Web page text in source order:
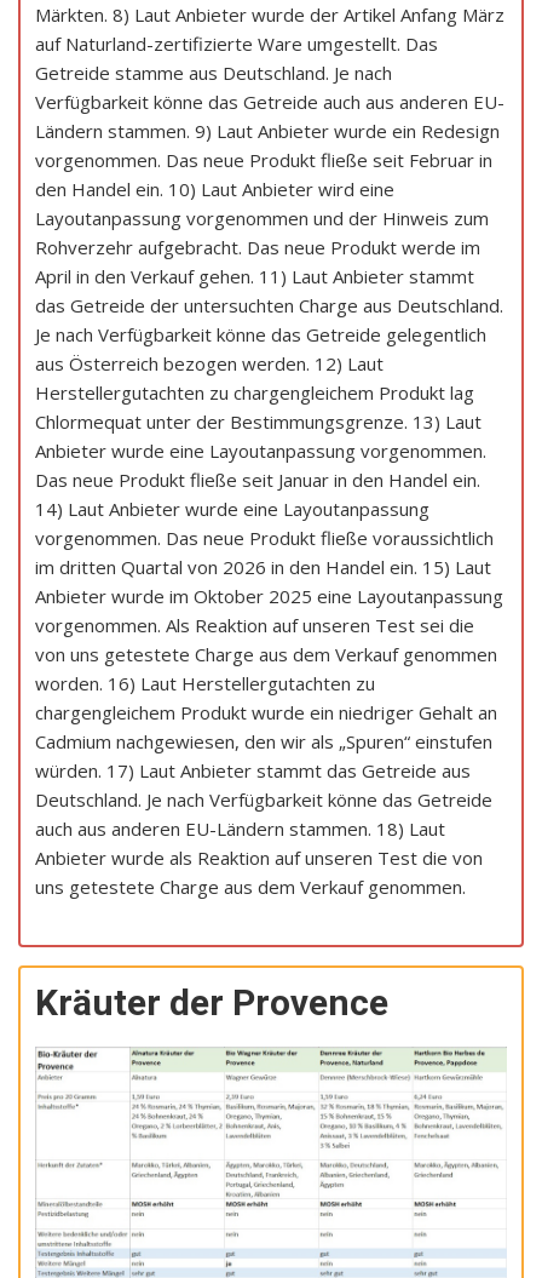
Märkten. 8) Laut Anbieter wurde der Artikel Anfang März
auf Naturland-zertifizierte Ware umgestellt. Das
Getreide stamme aus Deutschland. Je nach
Verfügbarkeit könne das Getreide auch aus anderen EU-
Ländern stammen. 9) Laut Anbieter wurde ein Redesign
vorgenommen. Das neue Produkt fließe seit Februar in
den Handel ein. 10) Laut Anbieter wird eine
Layoutanpassung vorgenommen und der Hinweis zum
Rohverzehr aufgebracht. Das neue Produkt werde im
April in den Verkauf gehen. 11) Laut Anbieter stammt
das Getreide der untersuchten Charge aus Deutschland.
Je nach Verfügbarkeit könne das Getreide gelegentlich
aus Österreich bezogen werden. 12) Laut
Herstellergutachten zu chargengleichem Produkt lag
Chlormequat unter der Bestimmungsgrenze. 13) Laut
Anbieter wurde eine Layoutanpassung vorgenommen.
Das neue Produkt fließe seit Januar in den Handel ein.
14) Laut Anbieter wurde eine Layoutanpassung
vorgenommen. Das neue Produkt fließe voraussichtlich
im dritten Quartal von 2026 in den Handel ein. 15) Laut
Anbieter wurde im Oktober 2025 eine Layoutanpassung
vorgenommen. Als Reaktion auf unseren Test sei die
von uns getestete Charge aus dem Verkauf genommen
worden. 16) Laut Herstellergutachten zu
chargengleichem Produkt wurde ein niedriger Gehalt an
Cadmium nachgewiesen, den wir als „Spuren“ einstufen
würden. 17) Laut Anbieter stammt das Getreide aus
Deutschland. Je nach Verfügbarkeit könne das Getreide
auch aus anderen EU-Ländern stammen. 18) Laut
Anbieter wurde als Reaktion auf unseren Test die von
uns getestete Charge aus dem Verkauf genommen.
Kräuter der Provence